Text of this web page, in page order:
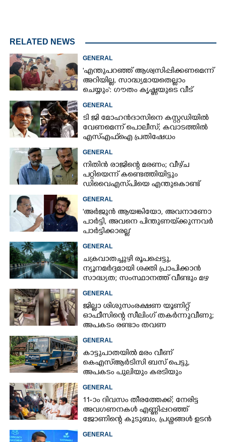
RELATED NEWS
GENERAL
'എന്തുപറഞ്ഞ് ആശ്വസിപ്പിക്കണമെന്ന്
അറിയില്ല, സാദ്ധ്യമായതെല്ലാം
ചെയ്യും': ഗൗതം കൃഷ്ണയുടെ വീട്
GENERAL
ടി ജി മോഹൻദാസിനെ കസ്റ്റഡിയിൽ
വേണമെന്ന് പൊലീസ്; കവാടത്തിൽ
എസ്എഫ്ഐ പ്രതിഷേധം
GENERAL
നിതിൻ രാജിന്റെ മരണം; വീഴ്‌ച
പറ്റിയെന്ന് കണ്ടെത്തിയിട്ടും
ഡിവൈഎസ്‌പിയെ എന്തുകൊണ്ട്
ഹൈക്കോടതി
GENERAL
'അർജുൻ ആയങ്കിയോ, അവനാണോ
പാർട്ടി, അവനെ പിന്തുണയ്‌ക്കുന്നവർ
പാർട്ടിക്കാരല്ല'
GENERAL
ചക്രവാതച്ചുഴി രൂപപ്പെട്ടു,
ന്യൂനമർദ്ദമായി ശക്തി പ്രാപിക്കാൻ
സാദ്ധ്യത; സംസ്ഥാനത്ത് വീണ്ടും മഴ
GENERAL
ജില്ലാ ശിശുസംരക്ഷണ യൂണിറ്റ്
ഓഫീസിന്റെ സീലിംഗ് തകർന്നുവീണു;
അപകടം രണ്ടാം തവണ
GENERAL
കാട്ടുപാതയിൽ മരം വീണ്
കെഎസ്‌ആർടിസി ബസ് പെട്ടു,
അപകടം പുലിയും കരടിയും
GENERAL
11-ാം ദിവസം തീരത്തേക്ക്; നേരിട്ട
അവഗണനകൾ എണ്ണിപ്പറഞ്ഞ്
ജോണിന്റെ കുടുബം,​ പ്രശ്നങ്ങൾ ഉടൻ
GENERAL